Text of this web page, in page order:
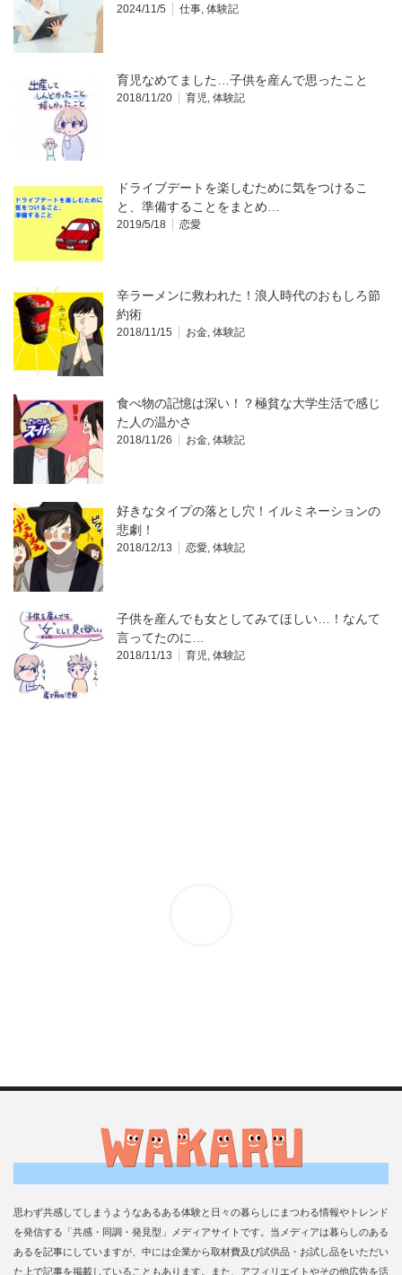
2024/11/5 仕事, 体験記
育児なめてました…子供を産んで思ったこと
2018/11/20 育児, 体験記
ドライブデートを楽しむために気をつけるこ
と、準備することをまとめ…
2019/5/18 恋愛
辛ラーメンに救われた！浪人時代のおもしろ節
約術
2018/11/15 お金, 体験記
食べ物の記憶は深い！？極貧な大学生活で感じ
た人の温かさ
2018/11/26 お金, 体験記
好きなタイプの落とし穴！イルミネーションの
悲劇！
2018/12/13 恋愛, 体験記
子供を産んでも女としてみてほしい…！なんて
言ってたのに…
2018/11/13 育児, 体験記
思わず共感してしまうようなあるある体験と日々の暮らしにまつわる情報やトレンド
を発信する「共感・同調・発見型」メディアサイトです。当メディアは暮らしのある
あるを記事にしていますが、中には企業から取材費及び試供品・お試し品をいただい
た上で記事を掲載していることもあります。また、アフィリエイトやその他広告を活